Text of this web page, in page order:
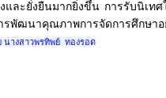
และยั่งยืนมากยิ่งขึ้น การรับนิเท
พัฒนาคุณภาพการจัดการศึกษา
นางสาวพรทิพย์ ทองรอด